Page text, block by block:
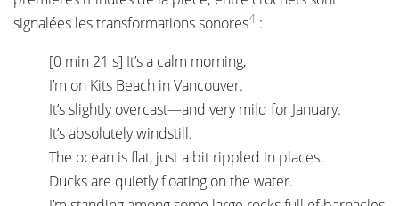
signalées les transformations sonores4 :
[0 min 21 s] It’s a calm morning,
I’m on Kits Beach in Vancouver.
It’s slightly overcast—and very mild for January.
It’s absolutely windstill.
The ocean is flat, just a bit rippled in places.
Ducks are quietly floating on the water.